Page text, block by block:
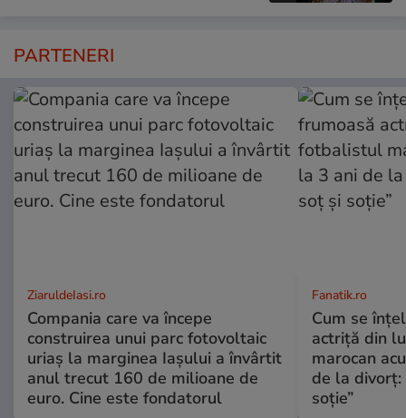
PARTENERI
ZiaruldeIasi.ro
Compania care va începe
construirea unui parc fotovoltaic
uriaș la marginea Iașului a învârtit
anul trecut 160 de milioane de
euro. Cine este fondatorul
Fanatik.ro
Cum se
actriță din
marocan
de la divorț:
soție”